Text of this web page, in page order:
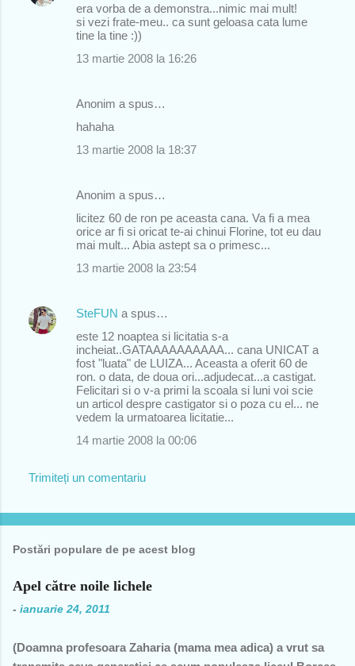
era vorba de a demonstra...nimic mai mult!
si vezi frate-meu.. ca sunt geloasa cata lume
tine la tine :))
13 martie 2008 la 16:26
Anonim a spus…
hahaha
13 martie 2008 la 18:37
Anonim a spus…
licitez 60 de ron pe aceasta cana. Va fi a mea
orice ar fi si oricat te-ai chinui Florine, tot eu dau
mai mult... Abia astept sa o primesc...
13 martie 2008 la 23:54
SteFUN a spus…
este 12 noaptea si licitatia s-a
incheiat..GATAAAAAAAAAA... cana UNICAT a
fost "luata" de LUIZA... Aceasta a oferit 60 de
ron. o data, de doua ori...adjudecat...a castigat.
Felicitari si o v-a primi la scoala si luni voi scie
un articol despre castigator si o poza cu el... ne
vedem la urmatoarea licitatie...
14 martie 2008 la 00:06
Trimiteți un comentariu
Postări populare de pe acest blog
Apel către noile lichele
- ianuarie 24, 2011
(Doamna profesoara Zaharia (mama mea adica) a vrut sa